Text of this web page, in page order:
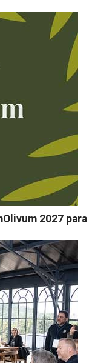
2027 para